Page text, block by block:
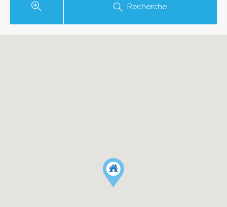
Recherche